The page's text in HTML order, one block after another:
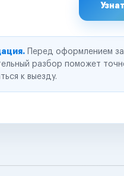
Перед оформлением
разбор поможет
к выезду.